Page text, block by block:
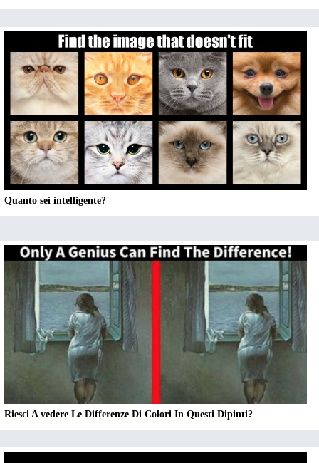
Quanto sei intelligente?
Riesci A vedere Le Differenze Di Colori In Questi Dipinti?